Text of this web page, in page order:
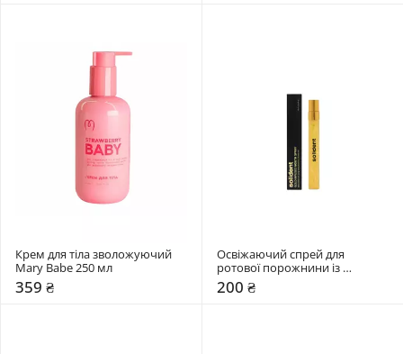
Крем для тіла зволожуючий
359 ₴
Освіжаючий спрей для
ротової порожнини із
колоїдним золотом Solident 10
мл
200 ₴